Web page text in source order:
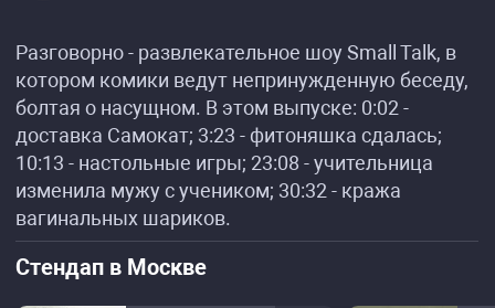
Разговорно - развлекательное шоу Small Talk, в
котором комики ведут непринужденную беседу,
болтая о насущном. В этом выпуске: 0:02 -
доставка Самокат; 3:23 - фитоняшка сдалась;
10:13 - настольные игры; 23:08 - учительница
изменила мужу с учеником; 30:32 - кража
вагинальных шариков.
Стендап в Москве